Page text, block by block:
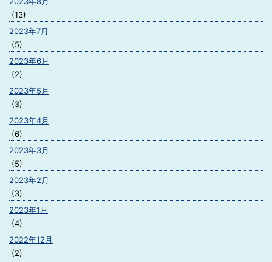
(13)
2023年7月
(5)
2023年6月
(2)
2023年5月
(3)
2023年4月
(6)
2023年3月
(5)
2023年2月
(3)
2023年1月
(4)
2022年12月
(2)